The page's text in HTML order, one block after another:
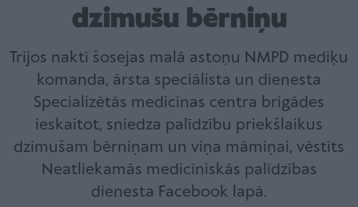
dzimušu bērniņu
Trijos naktī šosejas malā astoņu NMPD mediķu
komanda, ārsta speciālista un dienesta
Specializētās medicīnas centra brigādes
ieskaitot, sniedza palīdzību priekšlaikus
dzimušam bērniņam un viņa māmiņai, vēstīts
Neatliekamās medicīniskās palīdzības
dienesta Facebook lapā.